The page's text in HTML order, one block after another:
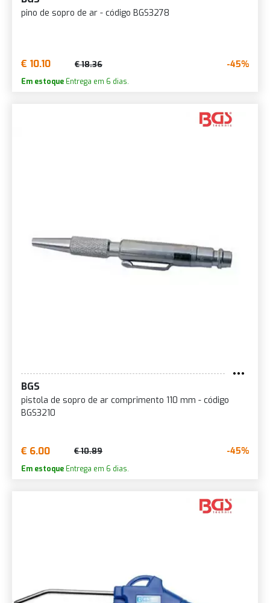
pino de sopro de ar - código BGS3278
€ 10.10 € 18.36 -45%
Em estoque Entrega em 6 dias.
BGS
pistola de sopro de ar comprimento 110 mm - código
BGS3210
€ 6.00 € 10.89 -45%
Em estoque Entrega em 6 dias.